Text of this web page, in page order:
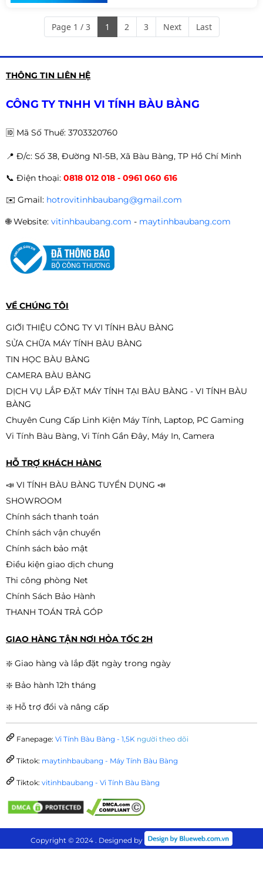
Page 1 / 3 1 2 3 Next Last
THÔNG TIN LIÊN HỆ
CÔNG TY TNHH VI TÍNH BÀU BÀNG
🆔 Mã Số Thuế: 3703320760
📍 Đ/c: Số 38, Đường N1-5B, Xã Bàu Bàng, TP Hồ Chí Minh
📞 Điện thoại: 0818 012 018 - 0961 060 616
✉️ Gmail: hotrovitinhbaubang@gmail.com
🌐Website: vitinhbaubang.com - maytinhbaubang.com
VỀ CHÚNG TÔI
GIỚI THIỆU CÔNG TY VI TÍNH BÀU BÀNG
SỬA CHỮA MÁY TÍNH BÀU BÀNG
TIN HỌC BÀU BÀNG
CAMERA BÀU BÀNG
DỊCH VỤ LẮP ĐẶT MÁY TÍNH TẠI BÀU BÀNG - VI TÍNH BÀU
BÀNG
Chuyên Cung Cấp Linh Kiện Máy Tính, Laptop, PC Gaming
Vi Tính Bàu Bàng, Vi Tính Gần Đây, Máy In, Camera
HỖ TRỢ KHÁCH HÀNG
📣 VI TÍNH BÀU BÀNG TUYỂN DỤNG 📣
SHOWROOM
Chính sách thanh toán
Chính sách vận chuyển
Chính sách bảo mật
Điều kiện giao dịch chung
Thi công phòng Net
Chính Sách Bảo Hành
THANH TOÁN TRẢ GÓP
GIAO HÀNG TẬN NƠI HỎA TỐC 2H
❇️ Giao hàng và lắp đặt ngày trong ngày
❇️ Bảo hành 12h tháng
❇️ Hỗ trợ đổi và nâng cấp
Fanepage: Vi Tính Bàu Bàng - 1,5K người theo dõi
Tiktok: maytinhbaubang - Máy Tính Bàu Bàng
Tiktok: vitinhbaubang - Vi Tính Bàu Bàng
Copyright © 2024 . Designed by